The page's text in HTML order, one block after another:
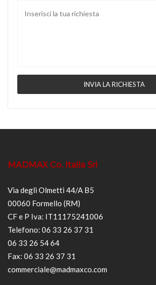
MADMAX Co. Italia Srl
Via degli Olmetti 44/A B5
00060 Formello (RM)
CF e P Iva: IT11175241006
Telefono: 06 33 26 37 31
06 33 26 54 64
Fax: 06 33 26 37 31
commerciale@madmaxco.com